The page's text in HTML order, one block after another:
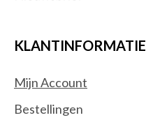
KLANTINFORMATIE
Mijn Account
Bestellingen